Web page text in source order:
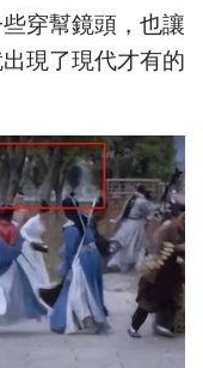
穿幫鏡頭，也讓
現了現代才有的